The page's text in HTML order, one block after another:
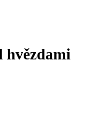
hvězdami